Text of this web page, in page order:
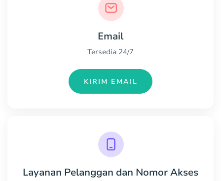
Email
Tersedia 24/7
KIRIM EMAIL
Layanan Pelanggan dan Nomor Akses